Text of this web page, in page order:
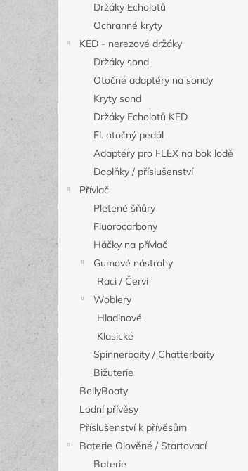
Držáky Echolotů
Ochranné kryty
KED - nerezové držáky
Držáky sond
Otočné adaptéry na sondy
Kryty sond
Držáky Echolotů KED
El. otočný pedál
Adaptéry pro FLEX na bok lodě
Doplňky / příslušenství
Přívlač
Pletené šňůry
Fluorocarbony
Háčky na přívlač
Gumové nástrahy
Raci / Červi
Woblery
Hladinové
Klasické
Spinnerbaity / Chatterbaity
Bižuterie
BellyBoaty
Lodní přívěsy
Příslušenství k přívěsům
Baterie Olověné / Startovací
Baterie